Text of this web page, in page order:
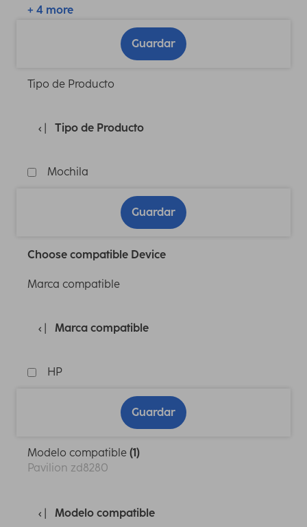
+ 4 more
Guardar
Tipo de Producto
Tipo de Producto
Mochila
Guardar
Choose compatible Device
Marca compatible
Marca compatible
HP
Guardar
Modelo compatible (1)
Pavilion zd8280
Modelo compatible